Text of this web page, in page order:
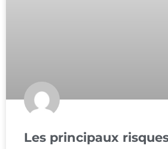
Les principaux